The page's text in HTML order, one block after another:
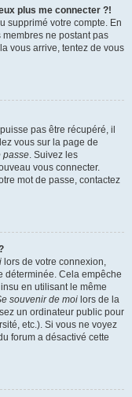
plus me connecter ?!
supprimé votre compte. En
ne postant pas
vous arrive, tentez de vous
pas être récupéré, il
vous sur la page de
passe. Suivez les
vous connecter.
mot de passe, contactez
lors de votre connexion,
déterminée. Cela empêche
en utilisant le même
souvenir de moi lors de la
un ordinateur public pour
etc.). Si vous ne voyez
forum a désactivé cette